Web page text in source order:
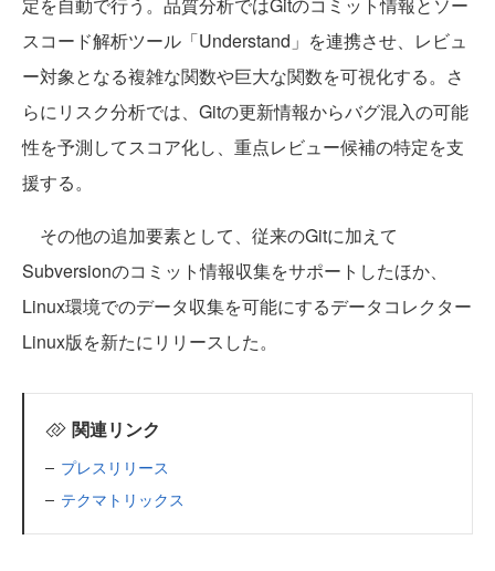
定を自動で行う。品質分析ではGitのコミット情報とソー
スコード解析ツール「Understand」を連携させ、レビュ
ー対象となる複雑な関数や巨大な関数を可視化する。さ
らにリスク分析では、Gitの更新情報からバグ混入の可能
性を予測してスコア化し、重点レビュー候補の特定を支
援する。
その他の追加要素として、従来のGitに加えて
Subversionのコミット情報収集をサポートしたほか、
Linux環境でのデータ収集を可能にするデータコレクター
Linux版を新たにリリースした。
関連リンク
プレスリリース
テクマトリックス